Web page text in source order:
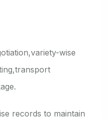
variety-wise
transport
records to maintain